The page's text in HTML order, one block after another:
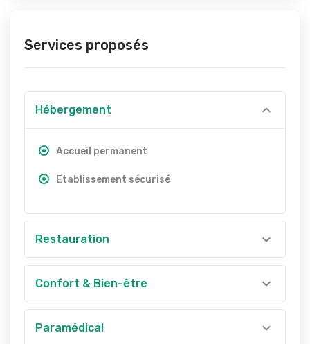
Services proposés
Hébergement
Accueil permanent
Etablissement sécurisé
Restauration
Confort & Bien-être
Paramédical